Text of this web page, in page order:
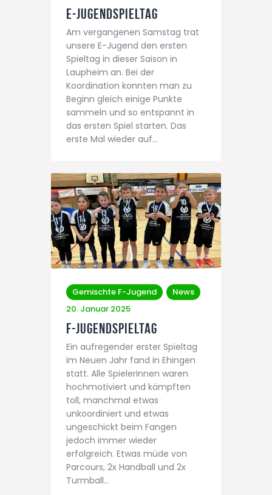
E-Jugendspieltag
Am vergangenen Samstag trat
unsere E-Jugend den ersten
Spieltag in dieser Saison in
Laupheim an. Bei der
Koordination konnten man zu
Beginn gleich einige Punkte
sammeln und so entspannt in
das ersten Spiel starten. Das
erste Mal wieder auf…
Gemischte F-Jugend
News
20. Januar 2025
F-Jugendspieltag
Ein aufregender erster Spieltag
im Neuen Jahr fand in Ehingen
statt. Alle SpielerInnen waren
hochmotiviert und kämpften
toll, manchmal etwas
unkoordiniert und etwas
ungeschickt beim Fangen
jedoch immer wieder
erfolgreich. Etwas müde von
Parcours, 2x Handball und 2x
Turmball…